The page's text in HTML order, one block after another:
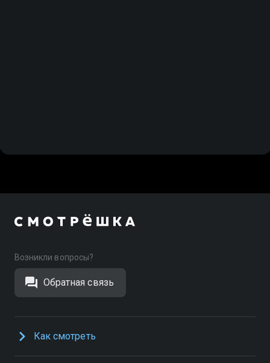
Возникли вопросы?
Обратная связь
Как смотреть